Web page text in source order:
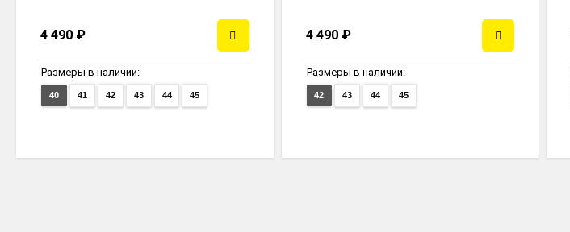
4 490 ₽
Размеры в наличии:
40 41 42 43 44 45
4 490 ₽
Размеры в наличии:
42 43 44 45